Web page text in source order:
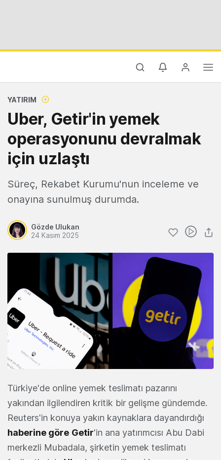
YATIRIM
Uber, Getir'in yemek
operasyonunu devralmak
için uzlaştı
Süreç, Rekabet Kurumu'nun inceleme ve
onayına sunulmuş durumda.
Gözde Ulukan
24 Kasım 2025
Türkiye'de online yemek teslimatı pazarını
yakından ilgilendiren kritik bir gelişme gündemde.
Reuters'in konuya yakın kaynaklara dayandırdığı
haberine göre Getir'in ana yatırımcısı Abu Dabi
merkezli Mubadala, şirketin yemek teslimatı